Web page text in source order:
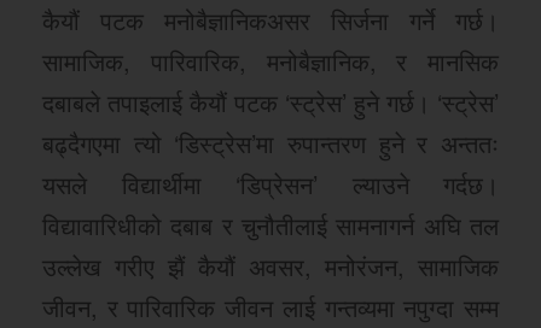
कैयौं पटक मनोबैज्ञानिकअसर सिर्जना गर्ने गर्छ।
सामाजिक, पारिवारिक, मनोबैज्ञानिक, र मानसिक
दबाबले तपाइलाई कैयौं पटक ‘स्ट्रेस’ हुने गर्छ। ‘स्ट्रेस’
बढ्दैगएमा त्यो ‘डिस्ट्रेस’मा रुपान्तरण हुने र अन्ततः
यसले विद्यार्थीमा ‘डिप्रेसन’ ल्याउने गर्दछ।
विद्यावारिधीको दबाब र चुनौतीलाई सामनागर्न अघि तल
उल्लेख गरीए झैं कैयौं अवसर, मनोरंजन, सामाजिक
जीवन, र पारिवारिक जीवन लाई गन्तव्यमा नपुग्दा सम्म